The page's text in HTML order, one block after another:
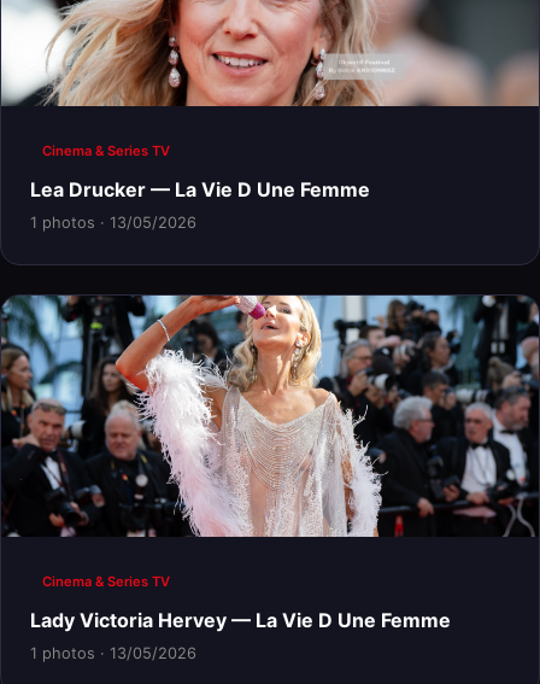
Cinema & Series TV
Lea Drucker — La Vie D Une Femme
1 photos · 13/05/2026
Cinema & Series TV
Lady Victoria Hervey — La Vie D Une Femme
1 photos · 13/05/2026